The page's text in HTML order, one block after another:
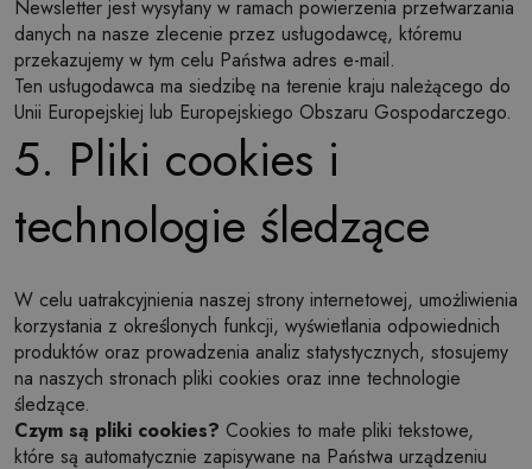
Newsletter jest wysyłany w ramach powierzenia przetwarzania
danych na nasze zlecenie przez usługodawcę, któremu
przekazujemy w tym celu Państwa adres e-mail.
Ten usługodawca ma siedzibę na terenie kraju należącego do
Unii Europejskiej lub Europejskiego Obszaru Gospodarczego.
5. Pliki cookies i
technologie śledzące
W celu uatrakcyjnienia naszej strony internetowej, umożliwienia
korzystania z określonych funkcji, wyświetlania odpowiednich
produktów oraz prowadzenia analiz statystycznych, stosujemy
na naszych stronach pliki cookies oraz inne technologie
śledzące.
Czym są pliki cookies? Cookies to małe pliki tekstowe,
które są automatycznie zapisywane na Państwa urządzeniu